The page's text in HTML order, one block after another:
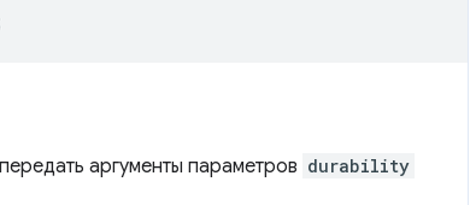
аргументы параметров durability